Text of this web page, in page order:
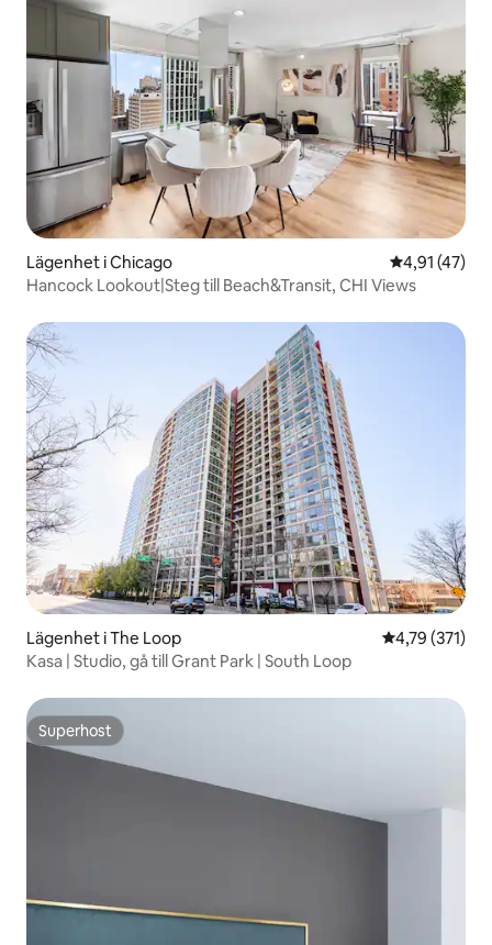
Lägenhet i Chicago 4,91 av 5 i
4,91 (47)
Hancock Lookout|Steg till Beach&Transit, CHI Views
Lägenhet i The Loop 4,79 av 5 i
4,79 (371)
Kasa | Studio, gå till Grant Park | South Loop
Superhost
Superhost